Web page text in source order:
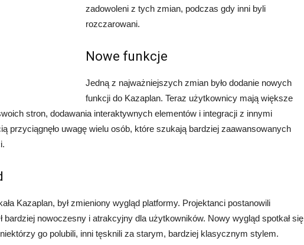
zadowoleni z tych zmian, podczas gdy inni byli
rozczarowani.
Nowe funkcje
Jedną z najważniejszych zmian było dodanie nowych
funkcji do Kazaplan. Teraz użytkownicy mają większe
stron, dodawania interaktywnych elementów i integracji z innymi
przyciągnęło uwagę wielu osób, które szukają bardziej zaawansowanych
Kazaplan, był zmieniony wygląd platformy. Projektanci postanowili
bardziej nowoczesny i atrakcyjny dla użytkowników. Nowy wygląd spotkał się
go polubili, inni tęsknili za starym, bardziej klasycznym stylem.